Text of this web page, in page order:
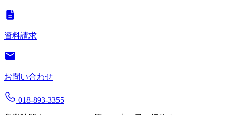
資料請求
お問い合わせ
018-893-3355